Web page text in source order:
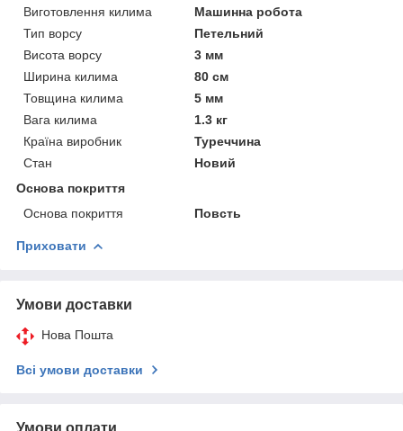
Виготовлення килима
Машинна робота
Тип ворсу
Петельний
Висота ворсу
3 мм
Ширина килима
80 см
Товщина килима
5 мм
Вага килима
1.3 кг
Країна виробник
Туреччина
Стан
Новий
Основа покриття
Основа покриття
Повсть
Приховати
Умови доставки
Нова Пошта
Всі умови доставки
Умови оплати